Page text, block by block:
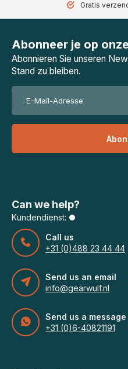
Gratis
Abonneer je op
Abonnieren Sie unseren
Stand zu bleiben.
Can we help?
Kundendienst:
Call us
+31 (0)488 23 44 44
Send us an email
info@gearwulf.nl
Send us a message
+31 (0)6-40821191